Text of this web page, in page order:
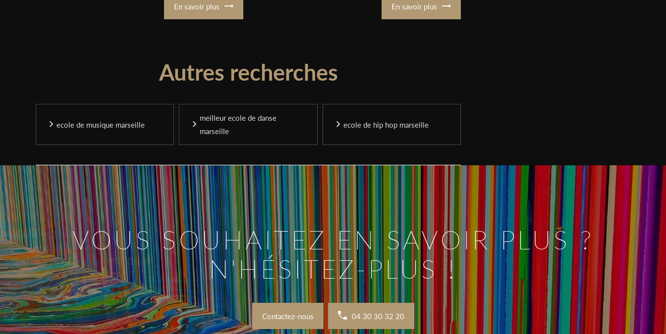
En savoir plus En savoir plus
Autres recherches
ecole de musique marseille
meilleur ecole de danse
marseille
ecole de hip hop marseille
VOUS SOUHAITEZ EN SAVOIR PLUS ?
N'HÉSITEZ-PLUS !
Contactez-nous 04 30 30 32 20